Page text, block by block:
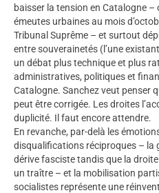
baisser la tension en Catalogne –
émeutes urbaines au mois
Tribunal Suprême – et surtout
entre souverainetés (l’une
un débat plus technique et plus
administratives, politiques et
Catalogne. Sanchez veut penser
peut être corrigée. Les droites
duplicité. Il faut encore attendre.
En revanche, par-delà les
disqualifications réciproques – la
dérive fasciste tandis que la
un traître – et la mobilisation
socialistes représente une